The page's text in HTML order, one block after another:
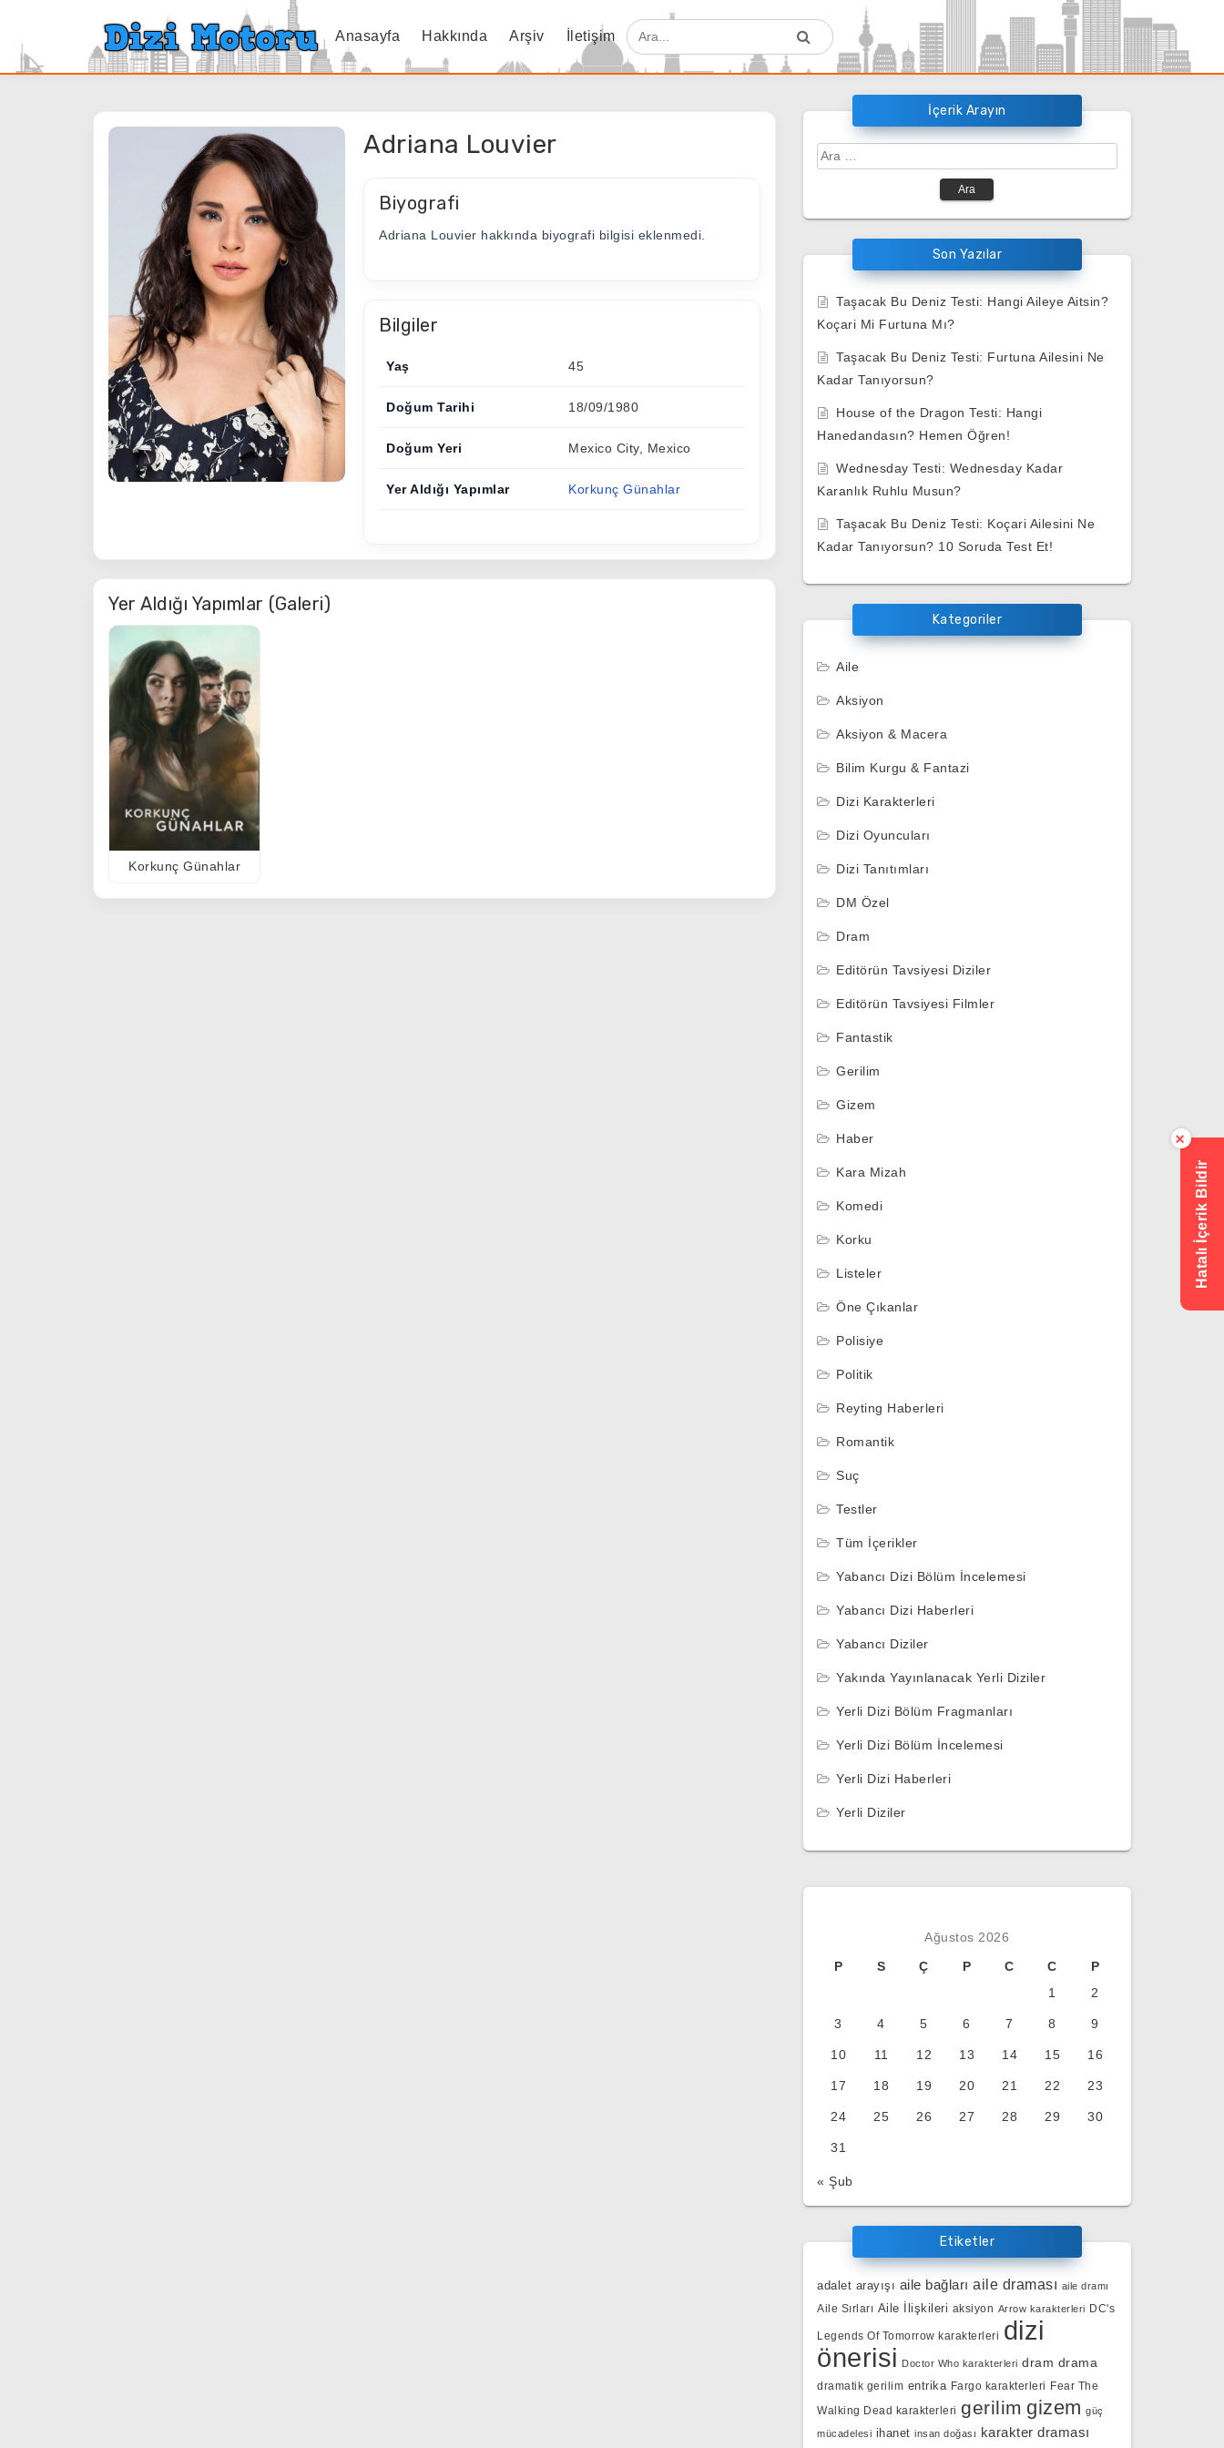
Anasayfa Hakkında Arşiv İletişim
Adriana Louvier
Biyografi
Adriana Louvier hakkında biyografi bilgisi eklenmedi.
Bilgiler
Yaş 45
Doğum Tarihi 18/09/1980
Doğum Yeri Mexico City, Mexico
Yer Aldığı Yapımlar Korkunç Günahlar
Yer Aldığı Yapımlar (Galeri)
Korkunç Günahlar
İçerik Arayın
Arama:
Son Yazılar
Taşacak Bu Deniz Testi: Hangi Aileye Aitsin?
Koçari Mi Furtuna Mı?
Taşacak Bu Deniz Testi: Furtuna Ailesini Ne
Kadar Tanıyorsun?
House of the Dragon Testi: Hangi
Hanedandasın? Hemen Öğren!
Wednesday Testi: Wednesday Kadar
Karanlık Ruhlu Musun?
Taşacak Bu Deniz Testi: Koçari Ailesini Ne
Kadar Tanıyorsun? 10 Soruda Test Et!
Kategoriler
Aile
Aksiyon
Aksiyon & Macera
Bilim Kurgu & Fantazi
Dizi Karakterleri
Dizi Oyuncuları
Dizi Tanıtımları
DM Özel
Dram
Editörün Tavsiyesi Diziler
Editörün Tavsiyesi Filmler
Fantastik
Gerilim
Gizem
Haber
Kara Mizah
Komedi
Korku
Listeler
Öne Çıkanlar
Polisiye
Politik
Reyting Haberleri
Romantik
Suç
Testler
Tüm İçerikler
Yabancı Dizi Bölüm İncelemesi
Yabancı Dizi Haberleri
Yabancı Diziler
Yakında Yayınlanacak Yerli Diziler
Yerli Dizi Bölüm Fragmanları
Yerli Dizi Bölüm İncelemesi
Yerli Dizi Haberleri
Yerli Diziler
Ağustos 2026
P
S Ç P C C
P
1
2
3 4 5 6 7 8 9
10 11 12 13 14 15 16
17 18 19 20 21 22 23
24 25 26 27 28 29 30
31
« Şub
Etiketler
adalet arayışı aile bağları aile draması aile dramı
Aile Sırları Aile İlişkileri aksiyon Arrow karakterleri DC's
Legends Of Tomorrow karakterleri dizi
önerisi Doctor Who karakterleri dram drama
dramatik gerilim entrika Fargo karakterleri Fear The
Walking Dead karakterleri gerilim gizem güç
mücadelesi ihanet insan doğası karakter draması
Hatalı İçerik Bildir
×